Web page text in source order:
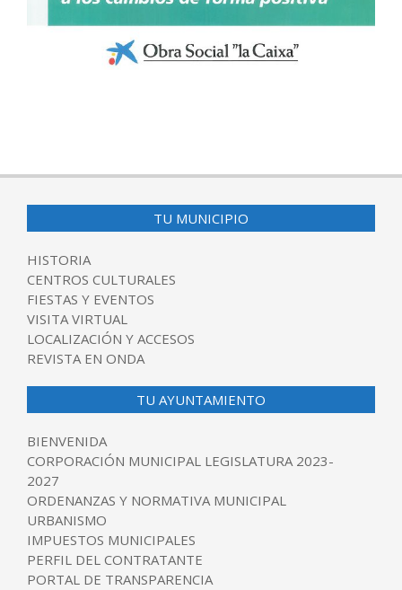
03-
TU MUNICIPIO
HISTORIA
CENTROS CULTURALES
FIESTAS Y EVENTOS
VISITA VIRTUAL
LOCALIZACIÓN Y ACCESOS
REVISTA EN ONDA
TU AYUNTAMIENTO
BIENVENIDA
CORPORACIÓN MUNICIPAL LEGISLATURA 2023-
2027
ORDENANZAS Y NORMATIVA MUNICIPAL
URBANISMO
IMPUESTOS MUNICIPALES
PERFIL DEL CONTRATANTE
PORTAL DE TRANSPARENCIA